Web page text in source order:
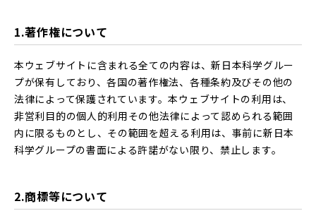
1.著作権について
本ウェブサイトに含まれる全ての内容は、新日本科学グルー
プが保有しており、各国の著作権法、各種条約及びその他の
法律によって保護されています。本ウェブサイトの利用は、
非営利目的の個人的利用その他法律によって認められる範囲
内に限るものとし、その範囲を超える利用は、事前に新日本
科学グループの書面による許諾がない限り、禁止します。
2.商標等について